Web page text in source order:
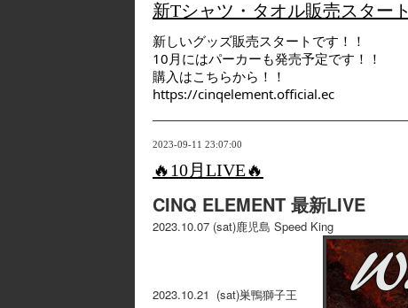
新Tシャツ・タオル販売スタート
新しいグッズ販売スタートです！！
10月にはパーカーも発売予定です！！
購入はこちらから！！
https://cinqelement.official.ec
2023-09-11 23:07:00
🔥10月LIVE🔥
CINQ ELEMENT 最新LIVE
2023.10.07 (sat)鹿児島 Speed King
2023.10.21 (sat)巣鴨獅子王